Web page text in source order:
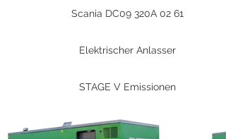
Scania DC09 320A 02 61
Elektrischer Anlasser
STAGE V Emissionen